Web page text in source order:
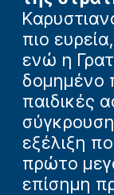
πιο
ενώ η
δομημένο
παιδικές
εξέλιξη
πρώτο
επίσημη